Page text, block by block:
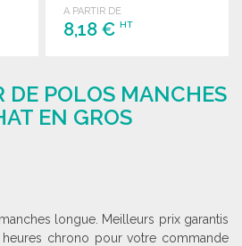
A PARTIR DE
8,18 €HT
Demander un devis
DE POLOS MANCHES
EN GROS
longue. Meilleurs prix garantis
chrono pour votre commande